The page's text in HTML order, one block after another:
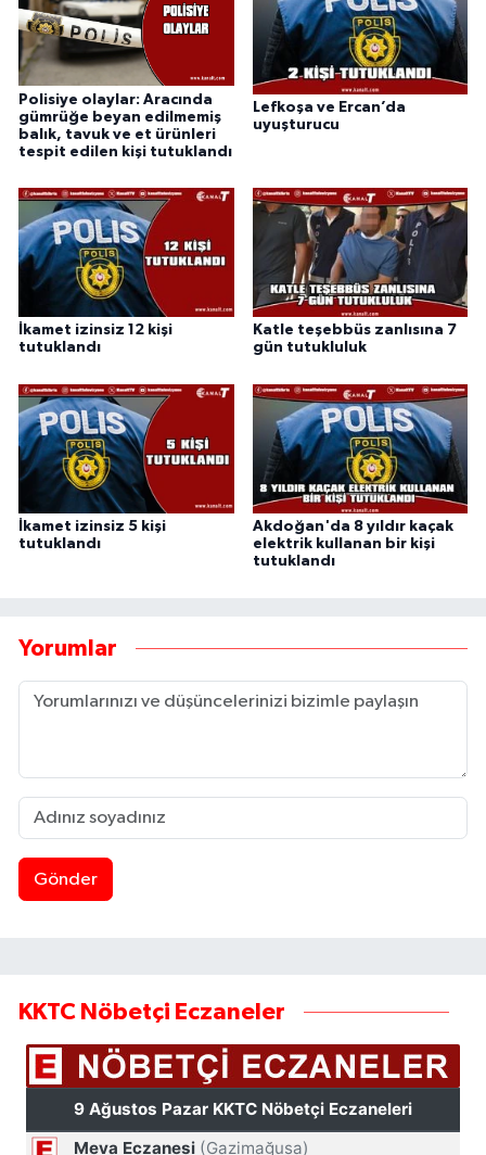
Polisiye olaylar: Aracında
gümrüğe beyan edilmemiş
balık, tavuk ve et ürünleri
tespit edilen kişi tutuklandı
Lefkoşa ve Ercan’da
uyuşturucu
İkamet izinsiz 12 kişi
tutuklandı
Katle teşebbüs zanlısına 7
gün tutukluluk
İkamet izinsiz 5 kişi
tutuklandı
Akdoğan'da 8 yıldır kaçak
elektrik kullanan bir kişi
tutuklandı
Yorumlar
Gönder
KKTC Nöbetçi Eczaneler